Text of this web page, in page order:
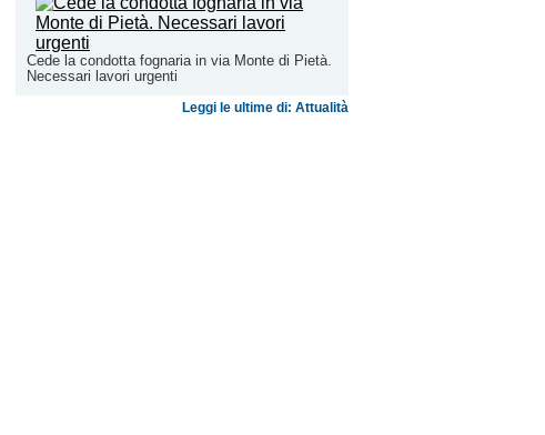
Cede la condotta fognaria in via Monte di Pietà.
Necessari lavori urgenti
Leggi le ultime di: Attualità